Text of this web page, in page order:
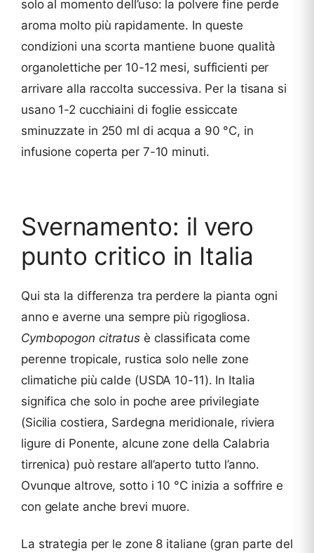
solo al momento dell’uso: la polvere fine perde
aroma molto più rapidamente. In queste
condizioni una scorta mantiene buone qualità
organolettiche per 10-12 mesi, sufficienti per
arrivare alla raccolta successiva. Per la tisana si
usano 1-2 cucchiaini di foglie essiccate
sminuzzate in 250 ml di acqua a 90 °C, in
infusione coperta per 7-10 minuti.
Svernamento: il vero
punto critico in Italia
Qui sta la differenza tra perdere la pianta ogni
anno e averne una sempre più rigogliosa.
Cymbopogon citratus è classificata come
perenne tropicale, rustica solo nelle zone
climatiche più calde (USDA 10-11). In Italia
significa che solo in poche aree privilegiate
(Sicilia costiera, Sardegna meridionale, riviera
ligure di Ponente, alcune zone della Calabria
tirrenica) può restare all’aperto tutto l’anno.
Ovunque altrove, sotto i 10 °C inizia a soffrire e
con gelate anche brevi muore.
La strategia per le zone 8 italiane (gran parte del